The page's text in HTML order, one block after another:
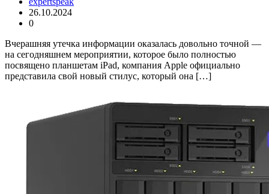
26.10.2024
0
Вчерашняя утечка информации оказалась довольно точной —
на сегодняшнем мероприятии, которое было полностью
посвящено планшетам iPad, компания Apple официально
представила свой новый стилус, который она […]